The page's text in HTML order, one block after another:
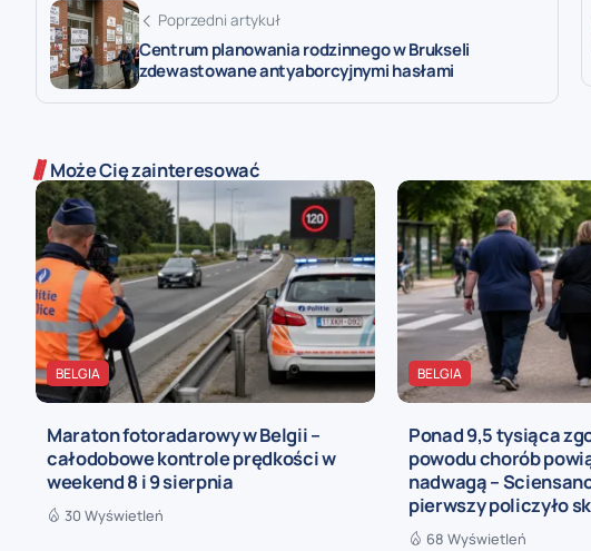
Poprzedni artykuł
Centrum planowania rodzinnego w Brukseli
zdewastowane antyaborcyjnymi hasłami
Może Cię zainteresować
BELGIA
Maraton fotoradarowy w Belgii –
całodobowe kontrole prędkości w
weekend 8 i 9 sierpnia
30 Wyświetleń
BELGIA
Ponad 9,5 tysiąca
powodu chorób
nadwagą –
pierwszy policzyło
68 Wyświetleń